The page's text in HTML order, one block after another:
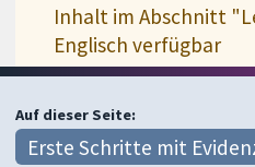
Inhalt im Abschnitt
Englisch verfügbar
Auf dieser Seite:
Erste Schritte mit